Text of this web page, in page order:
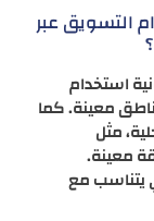
التسويق عبر
استخدام
معينة. كما
مثل
معينة.
يتناسب مع